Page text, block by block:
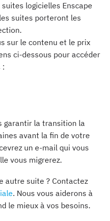
logicielles Enscape
suites porteront les
sur le contenu et le prix
ci-dessous pour accéder
:
garantir la transition la
avant la fin de votre
un e-mail qui vous
vous migrerez.
autre suite ? Contactez
. Nous vous aiderons à
le mieux à vos besoins.